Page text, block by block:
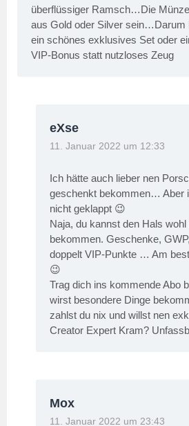
überflüssiger Ramsch…Die
aus Gold oder Silver sein…Darum
ein schönes exklusives Set oder
VIP-Bonus statt nutzloses Zeug
eXse
11. Januar 2022 um 12:33
Ich hätte auch lieber nen
geschenkt bekommen… Aber
nicht geklappt 😉
Naja, du kannst den Hals
bekommen. Geschenke,
doppelt VIP-Punkte … Am
😉
Trag dich ins kommende Abo
wirst besondere Dinge
zahlst du nix und willst nen
Creator Expert Kram?
Mox
11. Januar 2022 um 23:43